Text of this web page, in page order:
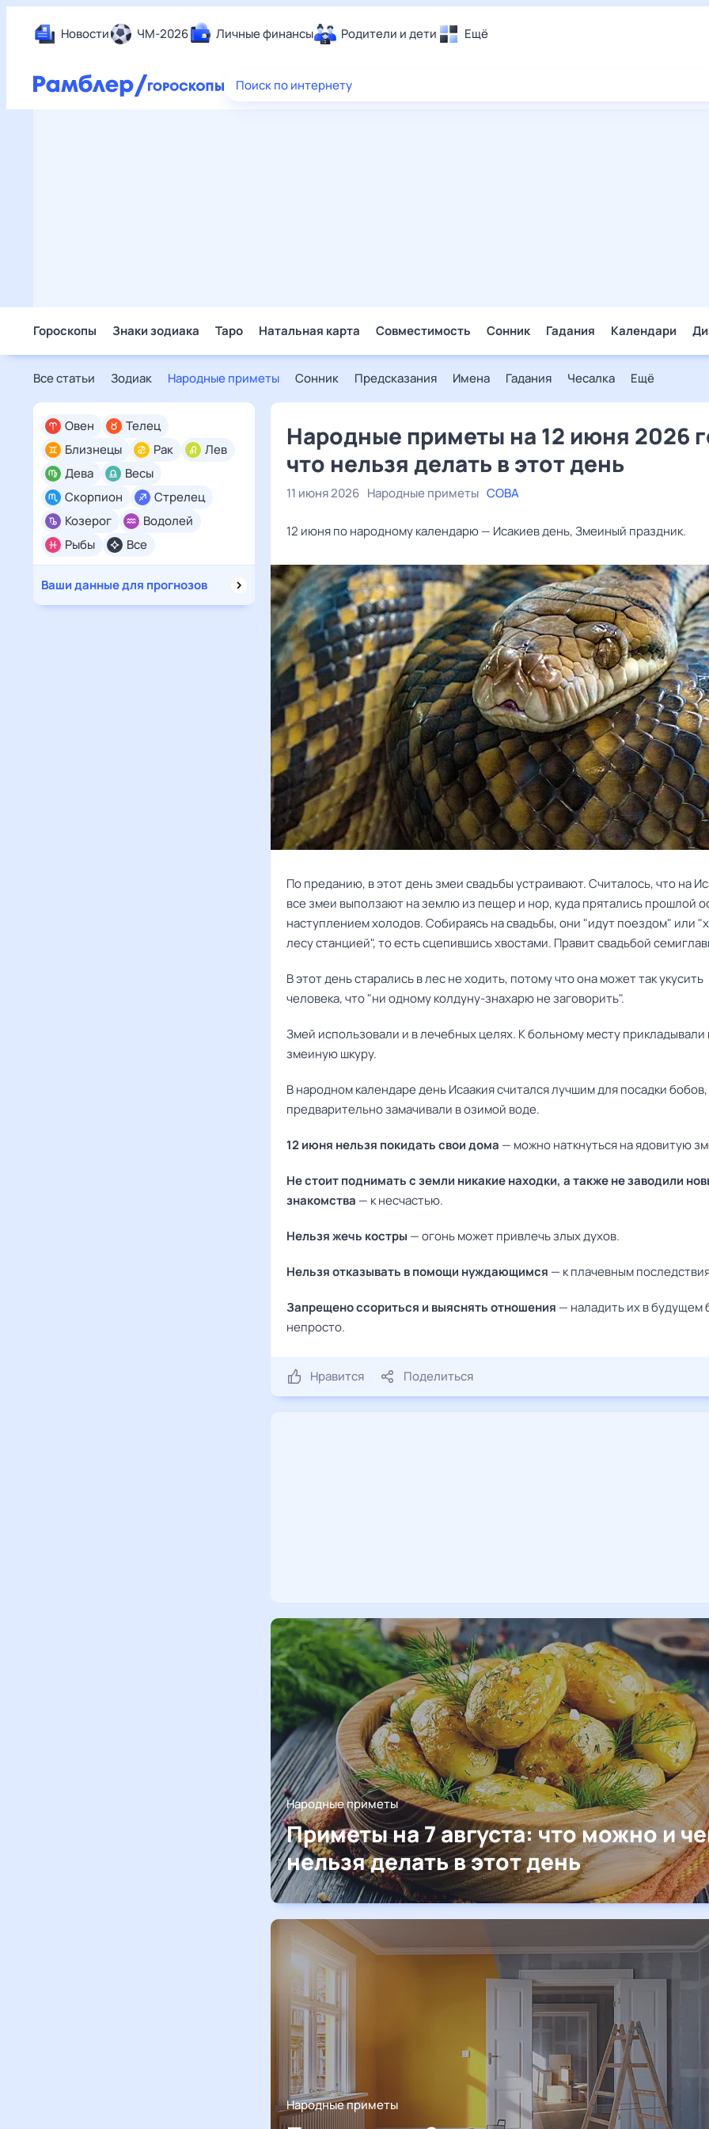
Новости ЧМ-2026 Личные финансы Родители и дети Ещё
Еда
Поиск по интернету
Гороскопы Знаки зодиака Таро Натальная карта Совместимость Сонник Гадания Календари
Все статьи Зодиак Народные приметы Сонник Предсказания Имена Гадания Чесалка Ещё
Все
Овен
Телец
Близнецы
Рак
Лев
Дева
Весы
Скорпион
Стрелец
Козерог
Водолей
Рыбы
Ваши данные для прогнозов
Народные приметы на 12 июня 2026
что нельзя делать в этот день
11 июня 2026 Народные приметы СОВА
12 июня по народному календарю — Исакиев день, Змеиный праздник.
По преданию, в этот день змеи свадьбы устраивают. Считалось, что на
все змеи выползают на землю из пещер и нор, куда прятались прошлой
наступлением холодов. Собираясь на свадьбы, они "идут поездом" или
лесу станцией", то есть сцепившись хвостами. Правит свадьбой
В этот день старались в лес не ходить, потому что она может так укусить
человека, что "ни одному колдуну-знахарю не заговорить".
Змей использовали и в лечебных целях. К больному месту прикладывали
змеиную шкуру.
В народном календаре день Исаакия считался лучшим для посадки
предварительно замачивали в озимой воде.
12 июня нельзя покидать свои дома — можно наткнуться на ядовитую
Не стоит поднимать с земли никакие находки, а также не заводили
знакомства — к несчастью.
Нельзя жечь костры — огонь может привлечь злых духов.
Нельзя отказывать в помощи нуждающимся — к плачевным
Запрещено ссориться и выяснять отношения — наладить их в будущем
непросто.
Нравится Поделиться
Народные приметы
Приметы на 7 августа: что можно и
нельзя делать в этот день
Народные приметы